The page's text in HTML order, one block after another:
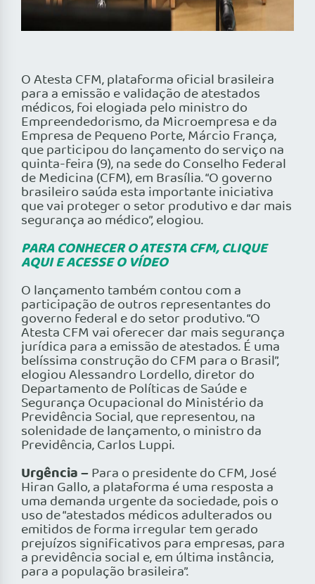
O Atesta CFM, plataforma oficial brasileira
para a emissão e validação de atestados
médicos, foi elogiada pelo ministro do
Empreendedorismo, da Microempresa e da
Empresa de Pequeno Porte, Márcio França,
que participou do lançamento do serviço na
quinta-feira (9), na sede do Conselho Federal
de Medicina (CFM), em Brasília. “O governo
brasileiro saúda esta importante iniciativa
que vai proteger o setor produtivo e dar mais
segurança ao médico”, elogiou.
PARA CONHECER O ATESTA CFM, CLIQUE
AQUI E ACESSE O VÍDEO
O lançamento também contou com a
participação de outros representantes do
governo federal e do setor produtivo. “O
Atesta CFM vai oferecer dar mais segurança
jurídica para a emissão de atestados. É uma
belíssima construção do CFM para o Brasil”,
elogiou Alessandro Lordello, diretor do
Departamento de Políticas de Saúde e
Segurança Ocupacional do Ministério da
Previdência Social, que representou, na
solenidade de lançamento, o ministro da
Previdência, Carlos Luppi.
Urgência –Para o presidente do CFM, José
Hiran Gallo, a plataforma é uma resposta a
uma demanda urgente da sociedade, pois o
uso de “atestados médicos adulterados ou
emitidos de forma irregular tem gerado
prejuízos significativos para empresas, para
a previdência social e, em última instância,
para a população brasileira”.